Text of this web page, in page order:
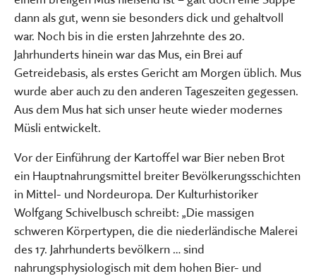
dann als gut, wenn sie besonders dick und gehaltvoll
war. Noch bis in die ersten Jahrzehnte des 20.
Jahrhunderts hinein war das Mus, ein Brei auf
Getreidebasis, als erstes Gericht am Morgen üblich. Mus
wurde aber auch zu den anderen Tageszeiten gegessen.
Aus dem Mus hat sich unser heute wieder modernes
Müsli entwickelt.
Vor der Einführung der Kartoffel war Bier neben Brot
ein Hauptnahrungsmittel breiter Bevölkerungsschichten
in Mittel- und Nordeuropa. Der Kulturhistoriker
Wolfgang Schivelbusch schreibt: „Die massigen
schweren Körpertypen, die die niederländische Malerei
des 17. Jahrhunderts bevölkern … sind
nahrungsphysiologisch mit dem hohen Bier- und